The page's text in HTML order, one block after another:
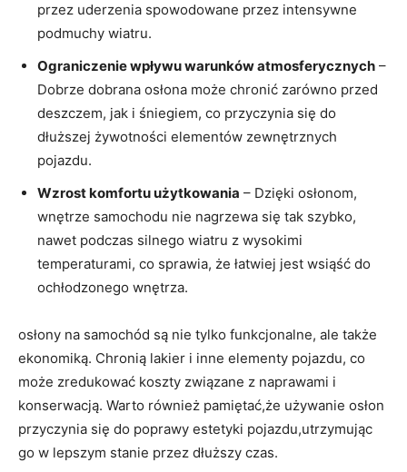
przez uderzenia spowodowane przez intensywne
podmuchy wiatru.
Ograniczenie wpływu warunków‍ atmosferycznych –
Dobrze ⁢dobrana osłona może chronić zarówno przed
deszczem, jak ​i śniegiem, co‌ przyczynia się do
dłuższej żywotności elementów zewnętrznych
pojazdu.
Wzrost komfortu użytkowania – Dzięki ‍osłonom,⁤
wnętrze samochodu nie nagrzewa się​ tak szybko,
nawet podczas silnego⁤ wiatru z wysokimi
temperaturami, co sprawia, ⁤że łatwiej jest wsiąść do
ochłodzonego wnętrza.
osłony na samochód są nie​ tylko⁤ funkcjonalne, ale ​także
ekonomiką. ⁤Chronią lakier‍ i inne‍ elementy pojazdu, co
może zredukować koszty związane z naprawami i
konserwacją. Warto również‍ pamiętać,że używanie osłon
przyczynia się do ⁤poprawy estetyki pojazdu,utrzymując
go⁢ w lepszym stanie ⁤przez⁢ dłuższy czas.